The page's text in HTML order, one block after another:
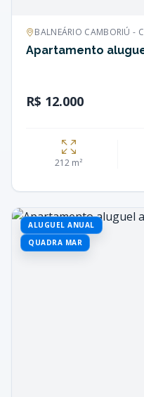
BALNEÁRIO CAMBORIÚ -
Apartamento
R$ 12.000
212 m²
ALUGUEL ANUAL
QUADRA MAR